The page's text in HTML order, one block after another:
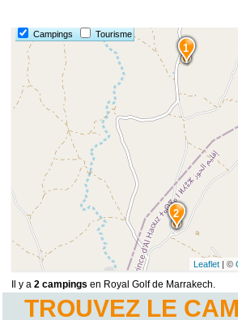
Campings Tourisme
2
1
Leaflet| ©
Il y a2 campings en Royal Golf de Marrakech.
TROUVEZ LE